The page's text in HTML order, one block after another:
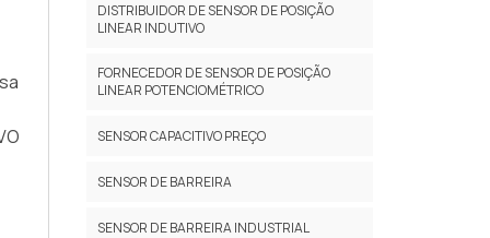
DISTRIBUIDOR DE SENSOR DE POSIÇÃO
LINEAR INDUTIVO
FORNECEDOR DE SENSOR DE POSIÇÃO
LINEAR POTENCIOMÉTRICO
SENSOR CAPACITIVO PREÇO
SENSOR DE BARREIRA
SENSOR DE BARREIRA INDUSTRIAL